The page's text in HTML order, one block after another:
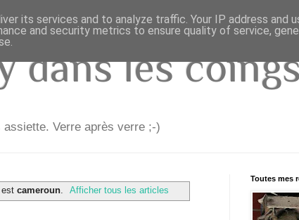
dans les
Verre après verre ;-)
cameroun. Afficher tous les articles
Toutes mes
its services and to analyze traffic. Your IP address and
and security metrics to ensure quality of service,